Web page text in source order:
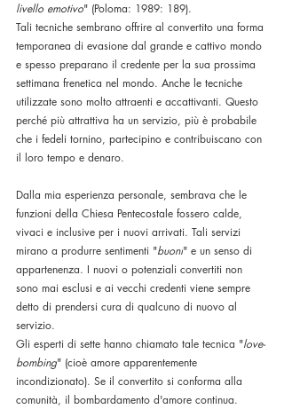
livello emotivo" (Poloma: 1989: 189).
Tali tecniche sembrano offrire al convertito una forma
temporanea di evasione dal grande e cattivo mondo
e spesso preparano il credente per la sua prossima
settimana frenetica nel mondo. Anche le tecniche
utilizzate sono molto attraenti e accattivanti. Questo
perché più attrattiva ha un servizio, più è probabile
che i fedeli tornino, partecipino e contribuiscano con
il loro tempo e denaro.
Dalla mia esperienza personale, sembrava che le
funzioni della Chiesa Pentecostale fossero calde,
vivaci e inclusive per i nuovi arrivati. Tali servizi
mirano a produrre sentimenti "buoni" e un senso di
appartenenza. I nuovi o potenziali convertiti non
sono mai esclusi e ai vecchi credenti viene sempre
detto di prendersi cura di qualcuno di nuovo al
servizio.
Gli esperti di sette hanno chiamato tale tecnica "love-
bombing" (cioè amore apparentemente
incondizionato). Se il convertito si conforma alla
comunità, il bombardamento d'amore continua.